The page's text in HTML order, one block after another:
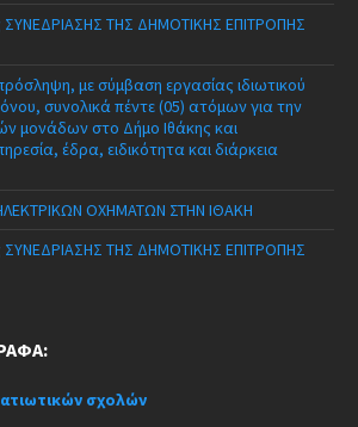
ΤΗΣ ΔΗΜΟΤΙΚΗΣ ΕΠΙΤΡΟΠΗΣ
με σύμβαση εργασίας ιδιωτικού
συνολικά πέντε (05) ατόμων για την
μονάδων στο Δήμο Ιθάκης και
έδρα, ειδικότητα και διάρκεια
ΟΧΗΜΑΤΩΝ ΣΤΗΝ ΙΘΑΚΗ
ΤΗΣ ΔΗΜΟΤΙΚΗΣ ΕΠΙΤΡΟΠΗΣ
σχολών